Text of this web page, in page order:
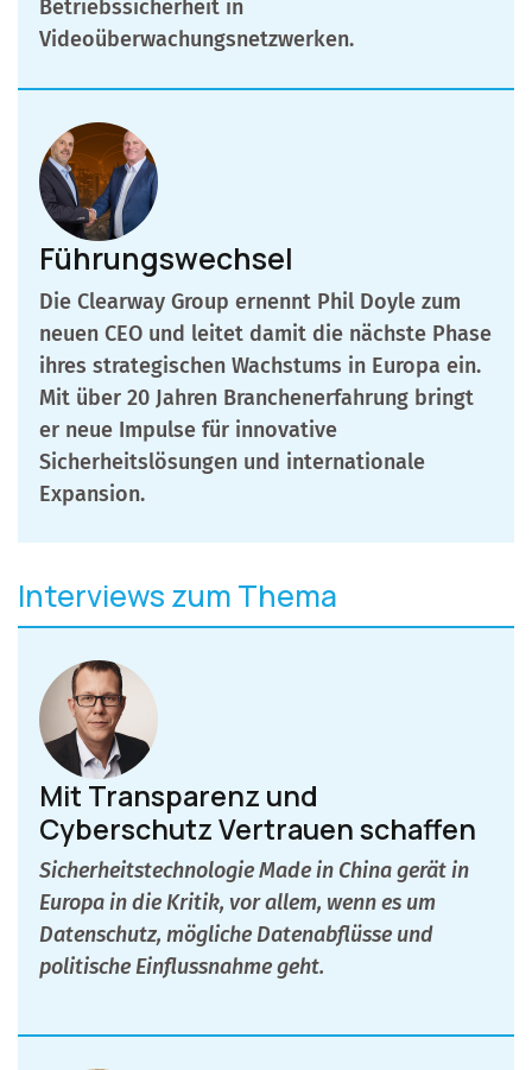
Betriebssicherheit in
Videoüberwachungsnetzwerken.
Führungswechsel
Die Clearway Group ernennt Phil Doyle zum
neuen CEO und leitet damit die nächste Phase
ihres strategischen Wachstums in Europa ein.
Mit über 20 Jahren Branchenerfahrung bringt
er neue Impulse für innovative
Sicherheitslösungen und internationale
Expansion.
Interviews zum Thema
Mit Transparenz und
Cyberschutz Vertrauen schaffen
Sicherheitstechnologie Made in China gerät in
Europa in die Kritik, vor allem, wenn es um
Datenschutz, mögliche Datenabflüsse und
politische Einflussnahme geht.